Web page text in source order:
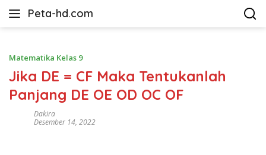
Peta-hd.com
Kumpulan
HD
Matematika Kelas 9
Jika DE = CF Maka Tentukanlah
Panjang DE OE OD OC OF
Dakira
Desember 14, 2022